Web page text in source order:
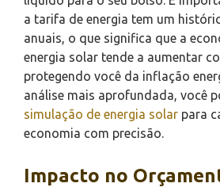
a tarifa de energia tem um
anuais, o que significa que a
energia solar tende a aumentar
protegendo você da inflação
análise mais aprofundada, você
simulação de energia solar para
economia com precisão.
Impacto no